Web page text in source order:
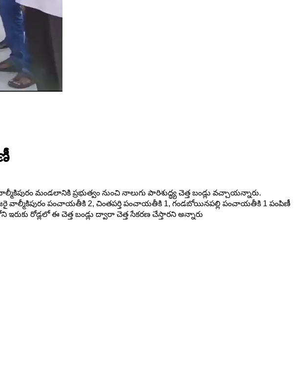
మండలానికి ప్రభుత్వం నుంచి నాలుగు పారిశుద్ధ్య చెత్త బండ్లు వచ్చాయన్నారు.
వాల్మీకిపురం పంచాయతీకి 2, చింతపర్తి పంచాయతీకి 1, గండబోయినపల్లి పంచాయతీకి 1 పంపిణీ
రోడ్లలో ఈ చెత్త బండ్లు ద్వారా చెత్త సేకరణ చేస్తారని అన్నారు